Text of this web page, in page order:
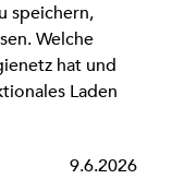
speichern,
Welche
hat und
Laden
9.6.2026